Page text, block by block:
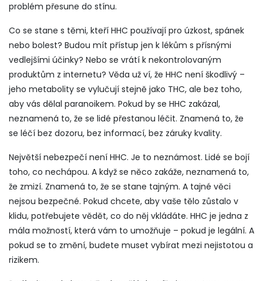
problém přesune do stínu.
Co se stane s těmi, kteří HHC používají pro úzkost, spánek
nebo bolest? Budou mít přístup jen k lékům s přísnými
vedlejšími účinky? Nebo se vrátí k nekontrolovaným
produktům z internetu? Věda už ví, že HHC není škodlivý –
jeho metabolity se vylučují stejně jako THC, ale bez toho,
aby vás dělal paranoikem. Pokud by se HHC zakázal,
neznamená to, že se lidé přestanou léčit. Znamená to, že
se léčí bez dozoru, bez informací, bez záruky kvality.
Největší nebezpečí není HHC. Je to neznámost. Lidé se bojí
toho, co nechápou. A když se něco zakáže, neznamená to,
že zmizí. Znamená to, že se stane tajným. A tajné věci
nejsou bezpečné. Pokud chcete, aby vaše tělo zůstalo v
klidu, potřebujete vědět, co do něj vkládáte. HHC je jedna z
mála možností, která vám to umožňuje – pokud je legální. A
pokud se to změní, budete muset vybírat mezi nejistotou a
rizikem.